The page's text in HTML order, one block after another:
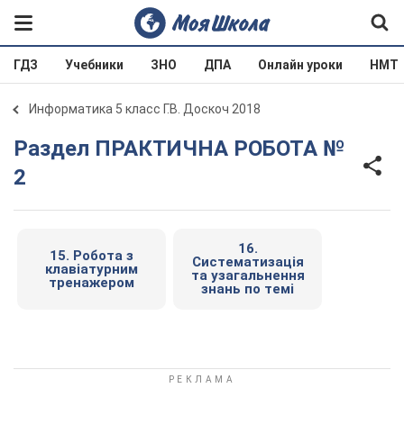
ГДЗ Учебники ЗНО ДПА Онлайн уроки НМТ
Информатика 5 класс Г.В. Доскоч 2018
Раздел ПРАКТИЧНА РОБОТА №
2
15. Робота з
клавіатурним
тренажером
16.
Систематизація
та узагальнення
знань по темі